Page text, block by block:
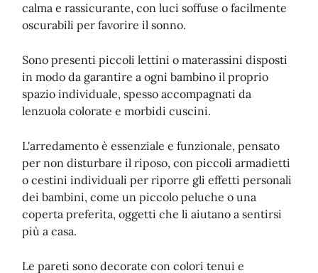
calma e rassicurante, con luci soffuse o facilmente
oscurabili per favorire il sonno.
Sono presenti piccoli lettini o materassini disposti
in modo da garantire a ogni bambino il proprio
spazio individuale, spesso accompagnati da
lenzuola colorate e morbidi cuscini.
L'arredamento è essenziale e funzionale, pensato
per non disturbare il riposo, con piccoli armadietti
o cestini individuali per riporre gli effetti personali
dei bambini, come un piccolo peluche o una
coperta preferita, oggetti che li aiutano a sentirsi
più a casa.
Le pareti sono decorate con colori tenui e